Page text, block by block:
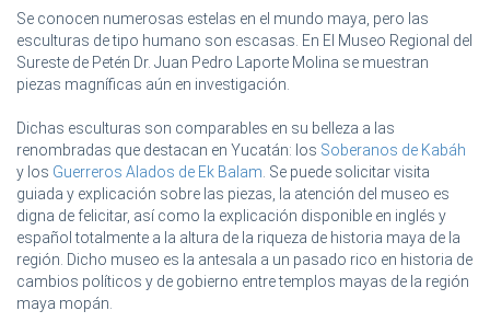
Se conocen numerosas estelas en el mundo maya, pero las
esculturas de tipo humano son escasas. En El Museo Regional del
Sureste de Petén Dr. Juan Pedro Laporte Molina se muestran
piezas magníficas aún en investigación.
Dichas esculturas son comparables en su belleza a las
renombradas que destacan en Yucatán: los Soberanos de Kabáh
y los Guerreros Alados de Ek Balam. Se puede solicitar visita
guiada y explicación sobre las piezas, la atención del museo es
digna de felicitar, así como la explicación disponible en inglés y
español totalmente a la altura de la riqueza de historia maya de la
región. Dicho museo es la antesala a un pasado rico en historia de
cambios políticos y de gobierno entre templos mayas de la región
maya mopán.